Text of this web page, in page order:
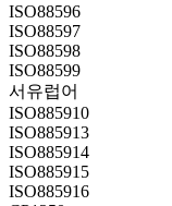
ISO88596
ISO88597
ISO88598
ISO88599
서유럽어
ISO885910
ISO885913
ISO885914
ISO885915
ISO885916